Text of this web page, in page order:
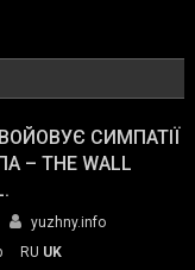
СИМПАТІЇ
– THE WALL
yuzhny.info
on
RU UK